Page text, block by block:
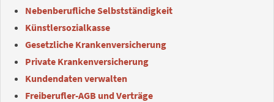
Nebenberufliche Selbstständigkeit
Künstlersozialkasse
Gesetzliche Krankenversicherung
Private Krankenversicherung
Kundendaten verwalten
Freiberufler-AGB und Verträge